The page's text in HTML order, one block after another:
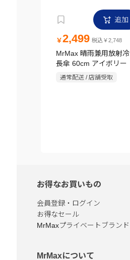
追加
￥2,499 税込￥2,748
MrMax 晴雨兼用放射
長傘 60cm アイボリー
通常配送 / 店舗受取
お得なお買いもの
会員登録・ログイン
お得なセール
MrMaxプライベートブランド
MrMaxについて